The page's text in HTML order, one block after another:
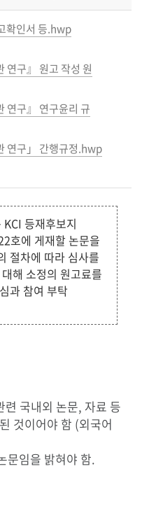
확인서 등.hwp
연구』 원고 작성 원
연구』 연구윤리 규
연구」 간행규정.hwp
등재후보지
호에 게재할 논문을
절차에 따라 심사를
해 소정의 원고료를
과 참여 부탁
국내외 논문, 자료 등
것이어야 함 (외국어
문임을 밝혀야 함.